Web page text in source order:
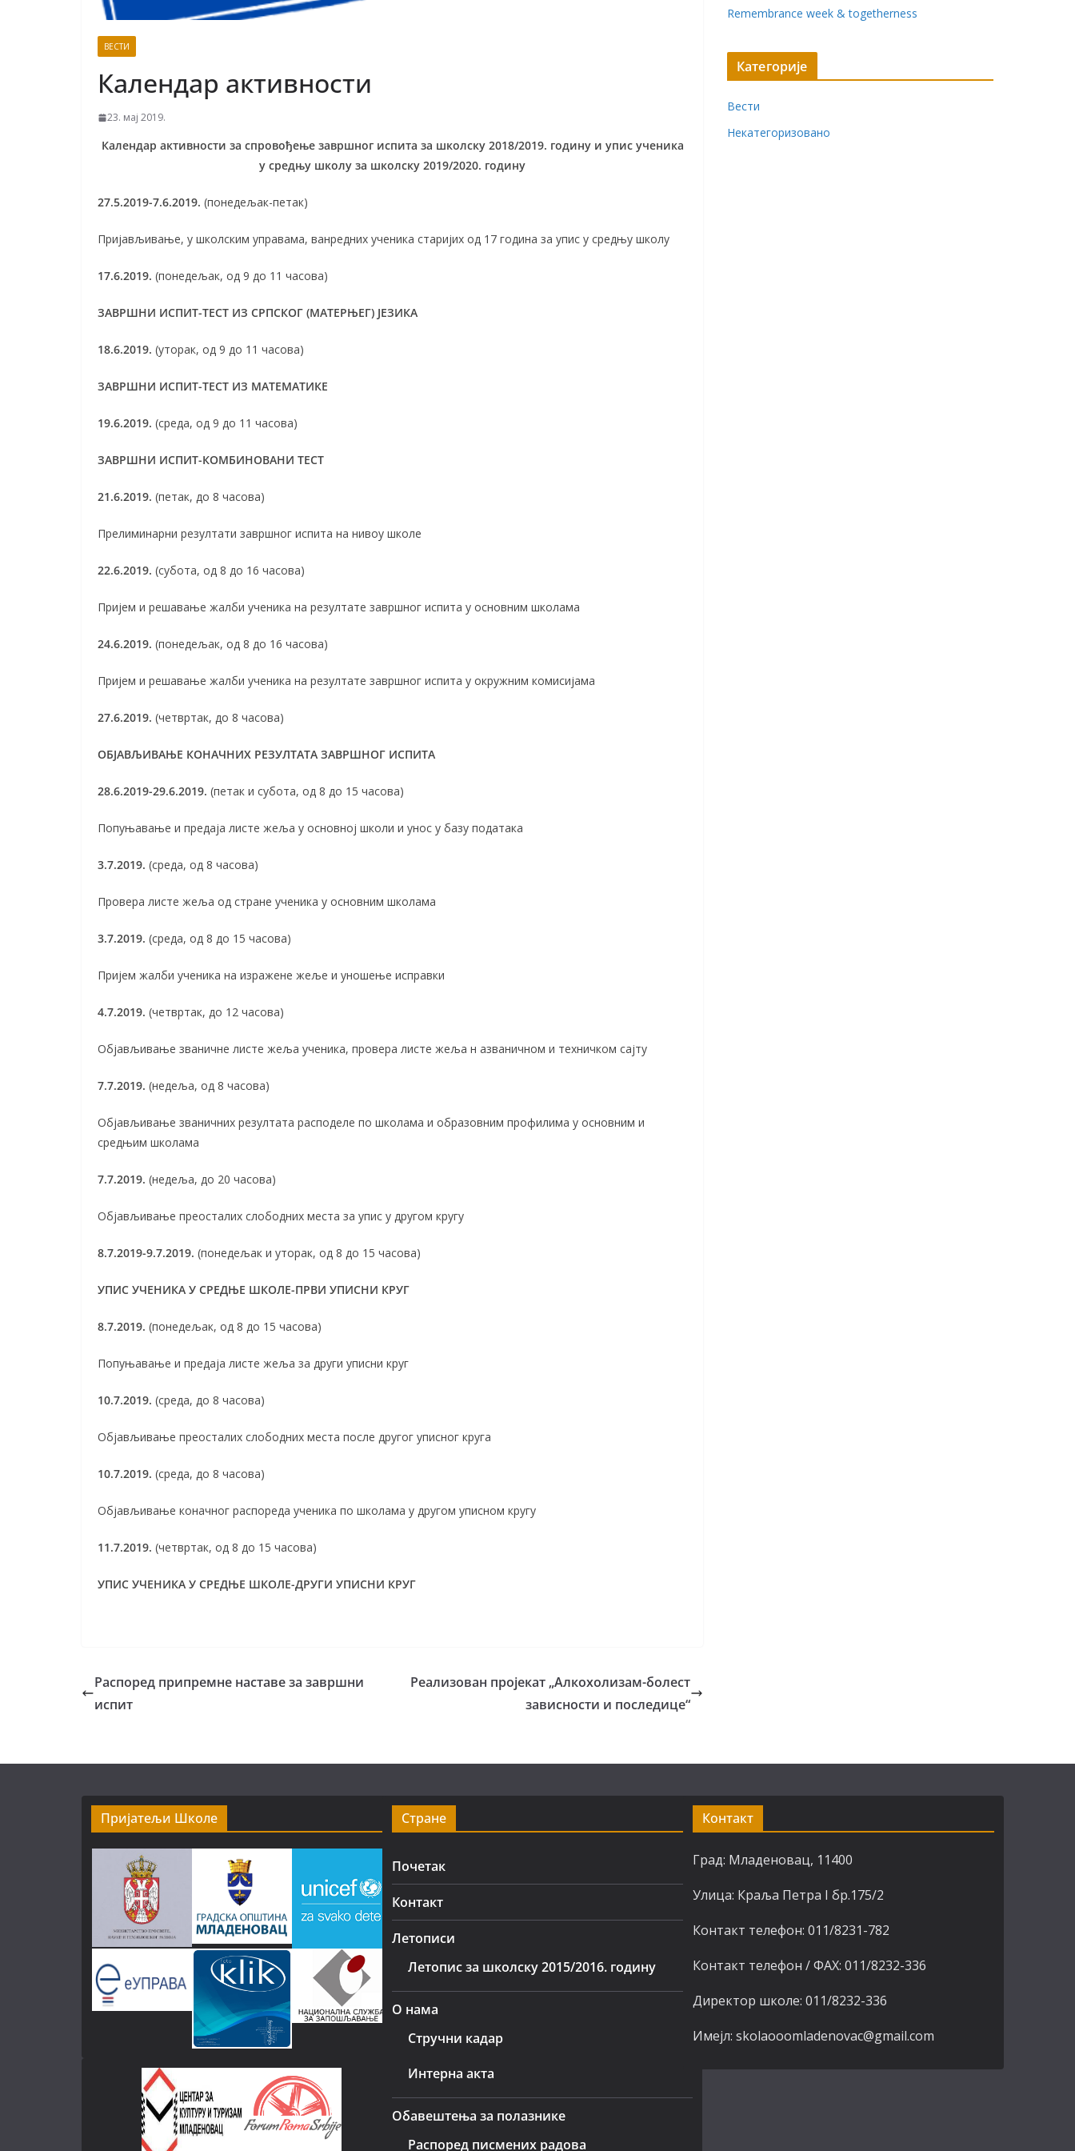
ВЕСТИ
Календар активности
23. мај 2019.
Календар активности за спровођење завршног испита за школску 2018/2019. годину и упис ученика
у средњу школу за школску 2019/2020. годину
27.5.2019-7.6.2019. (понедељак-петак)
Пријављивање, у школским управама, ванредних ученика старијих од 17 година за упис у средњу школу
17.6.2019. (понедељак, од 9 до 11 часова)
ЗАВРШНИ ИСПИТ-ТЕСТ ИЗ СРПСКОГ (МАТЕРЊЕГ) ЈЕЗИКА
18.6.2019. (уторак, од 9 до 11 часова)
ЗАВРШНИ ИСПИТ-ТЕСТ ИЗ МАТЕМАТИКЕ
19.6.2019. (среда, од 9 до 11 часова)
ЗАВРШНИ ИСПИТ-КОМБИНОВАНИ ТЕСТ
21.6.2019. (петак, до 8 часова)
Прелиминарни резултати завршног испита на нивоу школе
22.6.2019. (субота, од 8 до 16 часова)
Пријем и решавање жалби ученика на резултате завршног испита у основним школама
24.6.2019. (понедељак, од 8 до 16 часова)
Пријем и решавање жалби ученика на резултате завршног испита у окружним комисијама
27.6.2019. (четвртак, до 8 часова)
ОБЈАВЉИВАЊЕ КОНАЧНИХ РЕЗУЛТАТА ЗАВРШНОГ ИСПИТА
28.6.2019-29.6.2019. (петак и субота, од 8 до 15 часова)
Попуњавање и предаја листе жеља у основној школи и унос у базу података
3.7.2019. (среда, од 8 часова)
Провера листе жеља од стране ученика у основним школама
3.7.2019. (среда, од 8 до 15 часова)
Пријем жалби ученика на изражене жеље и уношење исправки
4.7.2019. (четвртак, до 12 часова)
Објављивање званичне листе жеља ученика, провера листе жеља н азваничном и техничком сајту
7.7.2019. (недеља, од 8 часова)
Објављивање званичних резултата расподеле по школама и образовним профилима у основним и
средњим школама
7.7.2019. (недеља, до 20 часова)
Објављивање преосталих слободних места за упис у другом кругу
8.7.2019-9.7.2019. (понедељак и уторак, од 8 до 15 часова)
УПИС УЧЕНИКА У СРЕДЊЕ ШКОЛЕ-ПРВИ УПИСНИ КРУГ
8.7.2019. (понедељак, од 8 до 15 часова)
Попуњавање и предаја листе жеља за други уписни круг
10.7.2019. (среда, до 8 часова)
Објављивање преосталих слободних места после другог уписног круга
10.7.2019. (среда, до 8 часова)
Објављивање коначног распореда ученика по школама у другом уписном кругу
11.7.2019. (четвртак, од 8 до 15 часова)
УПИС УЧЕНИКА У СРЕДЊЕ ШКОЛЕ-ДРУГИ УПИСНИ КРУГ
Распоред припремне наставе за завршни
испит
Реализован пројекат „Алкохолизам-болест
зависности и последице“
Remembrance week & togetherness
Категорије
Вести
Некатегоризовано
Пријатељи Школе Стране
Почетак
Контакт
Летописи
Летопис за школску 2015/2016. годину
О нама
Стручни кадар
Интерна акта
Обавештења за полазнике
Распоред писмених радова
Контакт
Град: Младеновац, 11400
Улица: Краља Петра I бр.175/2
Контакт телефон: 011/8231-782
Контакт телефон / ФАХ: 011/8232-336
Директор школе: 011/8232-336
Имејл: skolaooomladenovac@gmail.com